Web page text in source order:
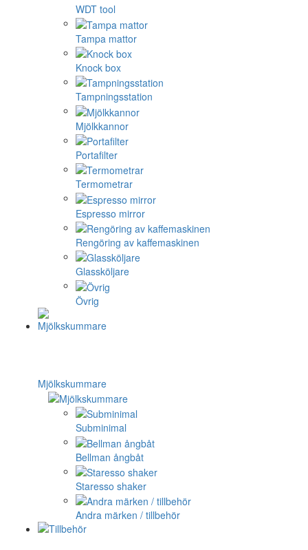
WDT tool
Tampa mattor
Knock box
Tampningsstation
Mjölkkannor
Portafilter
Termometrar
Espresso mirror
Rengöring av kaffemaskinen
Glassköljare
Övrig
Mjölkskummare
Subminimal
Bellman ångbåt
Staresso shaker
Andra märken / tillbehör